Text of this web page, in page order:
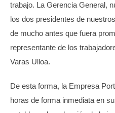
trabajo. La Gerencia General,
los dos presidentes de
de mucho antes que fuera
representante de los
Varas Ulloa.
De esta forma, la Empresa
horas de forma inmediata en